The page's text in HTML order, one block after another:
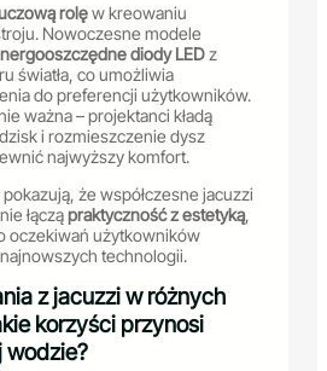
rolęw kreowaniu
Nowoczesne modele
diody LEDz
światła, co umożliwia
do preferencji użytkowników.
ważna – projektanci kładą
i rozmieszczenie dysz
najwyższy komfort.
że współczesne jacuzzi
łącząpraktyczność z estetyką,
oczekiwań użytkowników
technologii.
z jacuzzi w różnych
korzyści przynosi
wodzie?